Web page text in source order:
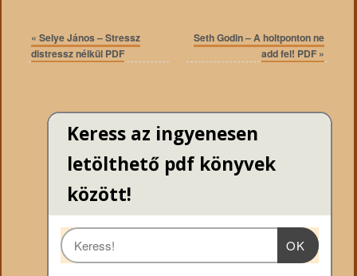
« Selye János – Stressz
distressz nélkül PDF
Seth Godin – A holtponton ne
add fel! PDF »
Keress az ingyenesen
letölthető pdf könyvek
között!
OK